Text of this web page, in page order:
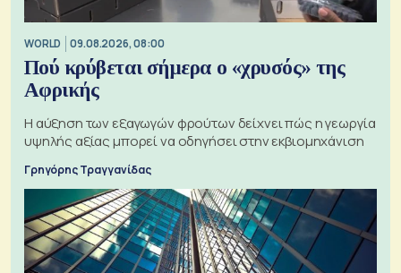
WORLD 09.08.2026, 08:00
Πού κρύβεται σήμερα ο «χρυσός» της
Αφρικής
Η αύξηση των εξαγωγών φρούτων δείχνει πώς η γεωργία
υψηλής αξίας μπορεί να οδηγήσει στην εκβιομηχάνιση
Γρηγόρης Τραγγανίδας